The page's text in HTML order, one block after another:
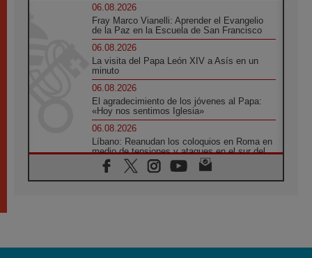
06.08.2026
Fray Marco Vianelli: Aprender el Evangelio
de la Paz en la Escuela de San Francisco
06.08.2026
La visita del Papa León XIV a Asís en un
minuto
06.08.2026
El agradecimiento de los jóvenes al Papa:
«Hoy nos sentimos Iglesia»
06.08.2026
Líbano: Reanudan los coloquios en Roma en
medio de tensiones y ataques en el sur del
país
06.08.2026